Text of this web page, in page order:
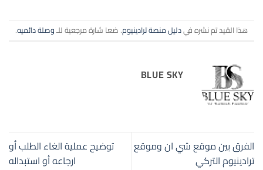
هذا القيد تم نشره فيدليل منصة ترادينيوم. ضعا شارة مرجعية للـوصلة دائميه.
BLUE SKY
الفرق بين موقع شي ان وموقع
ترادينيوم التركي
توضيح عملية الغاء الطلب أو
ارجاعه أو استبداله